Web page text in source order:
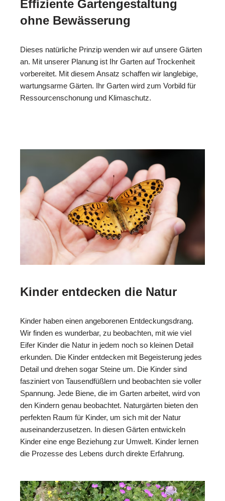
Effiziente Gartengestaltung
ohne Bewässerung
Dieses natürliche Prinzip wenden wir auf unsere Gärten
an. Mit unserer Planung ist Ihr Garten auf Trockenheit
vorbereitet. Mit diesem Ansatz schaffen wir langlebige,
wartungsarme Gärten. Ihr Garten wird zum Vorbild für
Ressourcenschonung und Klimaschutz.
Kinder entdecken die Natur
Kinder haben einen angeborenen Entdeckungsdrang.
Wir finden es wunderbar, zu beobachten, mit wie viel
Eifer Kinder die Natur in jedem noch so kleinen Detail
erkunden. Die Kinder entdecken mit Begeisterung jedes
Detail und drehen sogar Steine um. Die Kinder sind
fasziniert von Tausendfüßlern und beobachten sie voller
Spannung. Jede Biene, die im Garten arbeitet, wird von
den Kindern genau beobachtet. Naturgärten bieten den
perfekten Raum für Kinder, um sich mit der Natur
auseinanderzusetzen. In diesen Gärten entwickeln
Kinder eine enge Beziehung zur Umwelt. Kinder lernen
die Prozesse des Lebens durch direkte Erfahrung.